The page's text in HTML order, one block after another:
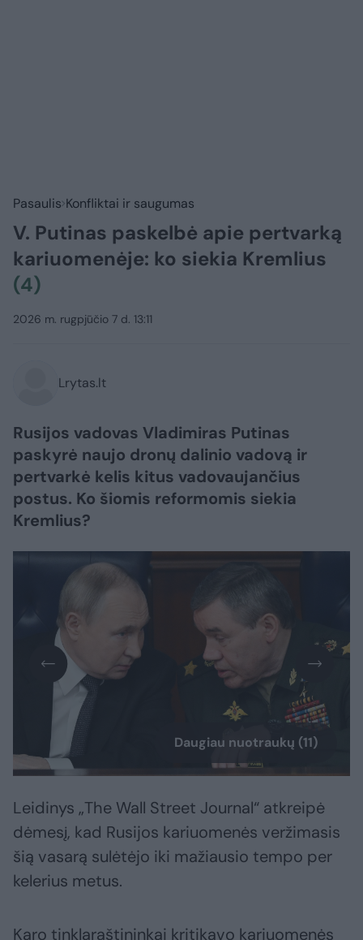
Pasaulis Konfliktai ir saugumas
V. Putinas paskelbė apie pertvarką
kariuomenėje: ko siekia Kremlius
(4)
2026 m. rugpjūčio 7 d. 13:11
Lrytas.lt
Rusijos vadovas Vladimiras Putinas
paskyrė naujo dronų dalinio vadovą ir
pertvarkė kelis kitus vadovaujančius
postus. Ko šiomis reformomis siekia
Kremlius?
Daugiau nuotraukų (11)
Leidinys „The Wall Street Journal“ atkreipė
dėmesį, kad Rusijos kariuomenės veržimasis
šią vasarą sulėtėjo iki mažiausio tempo per
kelerius metus.
Karo tinklaraštininkai kritikavo kariuomenės